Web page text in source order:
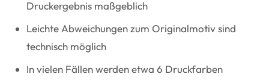
Druckergebnis maßgeblich
Leichte Abweichungen zum Originalmotiv sind
technisch möglich
In vielen Fällen werden etwa 6 Druckfarben